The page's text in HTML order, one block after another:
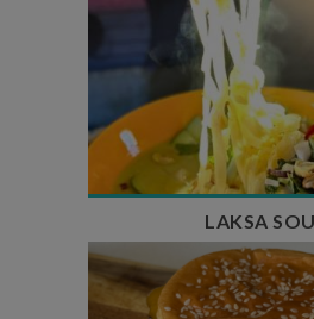
Temps de préparation
Temps de cuisson :
Nombre de
LAKSA